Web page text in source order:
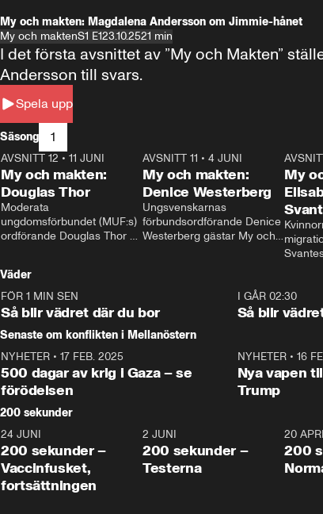
My och makten: Magdalena Andersson om Jimmie-hånet
My och maktenS1 E123.10.2521 min
Spela upp
I det första avsnittet av ”My och Makten”
Andersson till svars.
Säsong 1
26:27
AVSNITT 12 • 11 JUNI
My och makten:
Douglas Thor
Moderata
ungdomsförbundet (MUF:s)
ordförande Douglas Thor
tonårsutvisningarna och hur
Moderaterna ska locka
väljare till valet i höst.
23:40
AVSNITT 11 •4 JUNI
My och makten:
Denice Westerberg
Ungsvenskarnas
förbundsordförande Denice
Westerberg gästar My och
My
Väder
FÖR 1 MIN SEN
Så blir vädret där du bor
I GÅR 02:30
Så blir
Senaste om konflikten i Mellanöstern
NYHETER • 17 FEB. 2025
500 dagar av krig i Gaza – se
förödelsen
NYHETER• 16
Nya vapen
Trump
200 sekunder
5:00
24 JUNI
200 sekunder –
Vaccinfusket,
fortsättningen
4:23
2 JUNI
200 sekunder –
Testerna
20
200